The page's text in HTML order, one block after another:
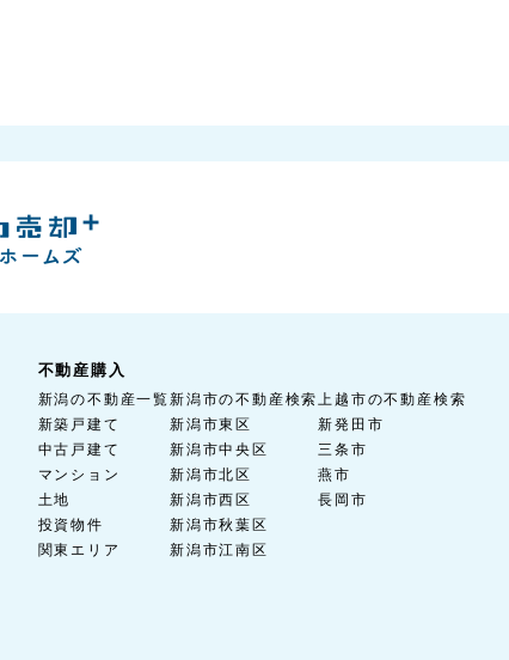
不動産購入
新潟の不動産一覧
新築戸建て
中古戸建て
マンション
土地
投資物件
関東エリア
新潟市の不動産検索
新潟市東区
新潟市中央区
新潟市北区
新潟市西区
新潟市秋葉区
新潟市江南区
上越市の不動産検索
新発田市
三条市
燕市
長岡市